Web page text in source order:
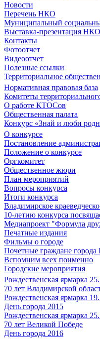
Новости
Перечень НКО
Муниципальный
Выставка-презентация НКО
Контакты
Фотоотчет
Видеоотчет
Полезные ссылки
Территориальное
Нормативная правовая база
Комитеты
О работе КТОСов
Общественная палата
Конкурс «Знай и люби
О конкурсе
Постановление
Положение о конкурсе
Оргкомитет
Общественное жюри
План мероприятий
Вопросы конкурса
Итоги конкурса
Владимирское
10-летию конкурса
Медиапроект "Формула
Печатные издания
Фильмы о городе
Почетные граждане города
Вспомним всех поименно
Городские мероприятия
Рождественская ярмарка
70 лет Владимирской
Рождественская ярмарка
День города 2015
Рождественская ярмарка
70 лет Великой Победе
День города 2016